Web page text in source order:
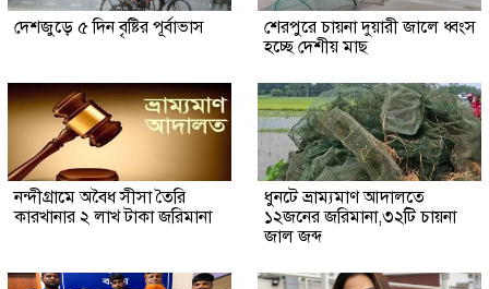
দেশজুড়ে ৫ দিন বৃষ্টির পূর্বাভাস
শেরপুরে চায়না দুয়ারী জালে ধ্বংস
হচ্ছে দেশীয় মাছ
নন্দীগ্রামে অবৈধ সীসা তৈরি
কারখানার ২ লাখ টাকা জরিমানা
ধুনটে ভ্রাম্যমাণ আদালতে
১২জনের জরিমানা,৩২টি চায়না
জাল জব্দ